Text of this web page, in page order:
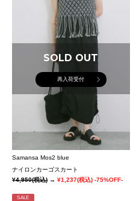
SOLD OUT
再入荷受付
Samansa Mos2 blue
ナイロンカーゴスカート
¥4,950(税込) → ¥1,237(税込) -75%OFF-
SALE